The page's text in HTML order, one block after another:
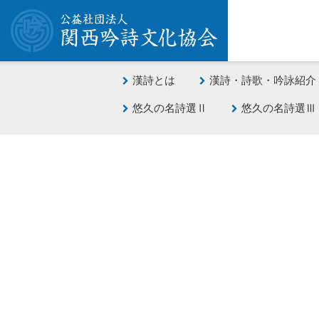
漢詩とは 漢詩・詩歌・吟詠紹介
悠久の名詩選Ⅱ 悠久の名詩選Ⅲ